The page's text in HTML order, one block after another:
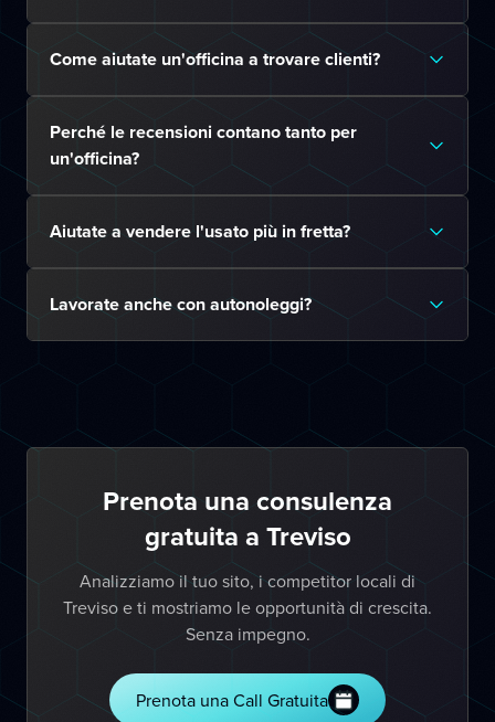
Come aiutate un'officina a trovare clienti?
Perché le recensioni contano tanto per
un'officina?
Aiutate a vendere l'usato più in fretta?
Lavorate anche con autonoleggi?
Prenota una consulenza
gratuita a Treviso
Analizziamo il tuo sito, i competitor locali di
Treviso e ti mostriamo le opportunità di crescita.
Senza impegno.
Prenota una Call Gratuita